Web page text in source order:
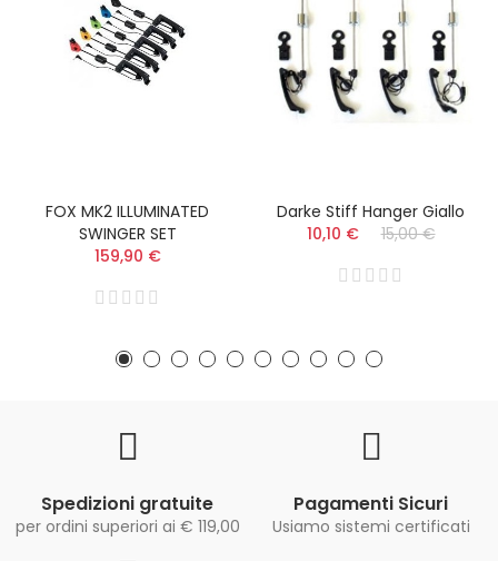
FOX MK2 ILLUMINATED
SWINGER SET
159,90 €
Darke Stiff Hanger Giallo
10,10 €
15,00 €
Spedizioni gratuite
per ordini superiori ai € 119,00
Pagamenti Sicuri
Usiamo sistemi certificati